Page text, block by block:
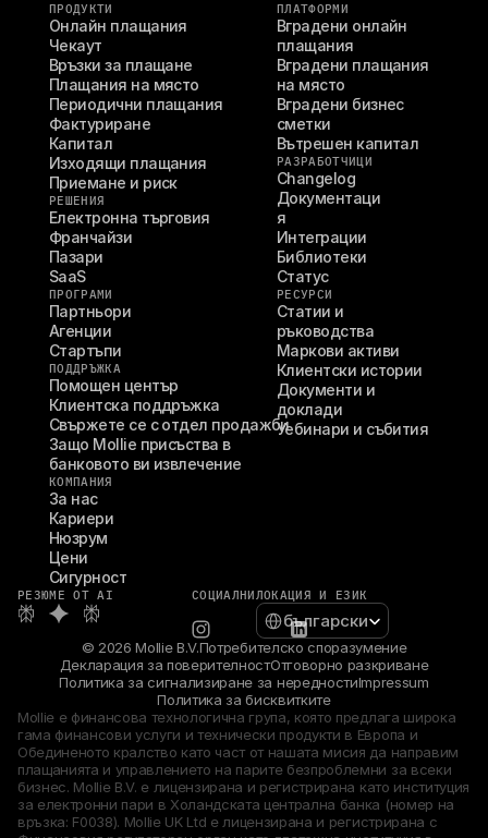
ПРОДУКТИ
Онлайн плащания
Чекаут
Връзки за плащане
Плащания на място
Периодични плащания
Фактуриране
Капитал
Изходящи плащания
Приемане и риск
РЕШЕНИЯ
Електронна търговия
Франчайзи
Пазари
SaaS
ПРОГРАМИ
Партньори
Агенции
Стартъпи
ПОДДРЪЖКА
Помощен център
Клиентска поддръжка
Свържете се с отдел продажби
Защо Mollie присъства в
банковото ви извлечение
КОМПАНИЯ
За нас
Кариери
Нюзрум
Цени
Сигурност
ПЛАТФОРМИ
Вградени онлайн
плащания
Вградени плащания
на място
Вградени бизнес
сметки
Вътрешен капитал
РАЗРАБОТЧИЦИ
Changelog
Документаци
я
Интеграции
Библиотеки
Статус
РЕСУРСИ
Статии и
ръководства
Маркови активи
Клиентски истории
Документи и
доклади
Уебинари и събития
РЕЗЮМЕ ОТ AI СОЦИАЛНИЛОКАЦИЯ И ЕЗИК
Select Language
български
© 2026 Mollie B.V.Потребителско споразумение
Декларация за поверителностОтговорно разкриване
Политика за сигнализиране за нередностиImpressum
Политика за бисквитките
Mollie е финансова технологична група, която предлага широка
гама финансови услуги и технически продукти в Европа и
Обединеното кралство като част от нашата мисия да направим
плащанията и управлението на парите безпроблемни за всеки
бизнес. Mollie B.V. е лицензирана и регистрирана като институция
за електронни пари в Холандската централна банка (номер на
връзка: F0038). Mollie UK Ltd е лицензирана и регистрирана с